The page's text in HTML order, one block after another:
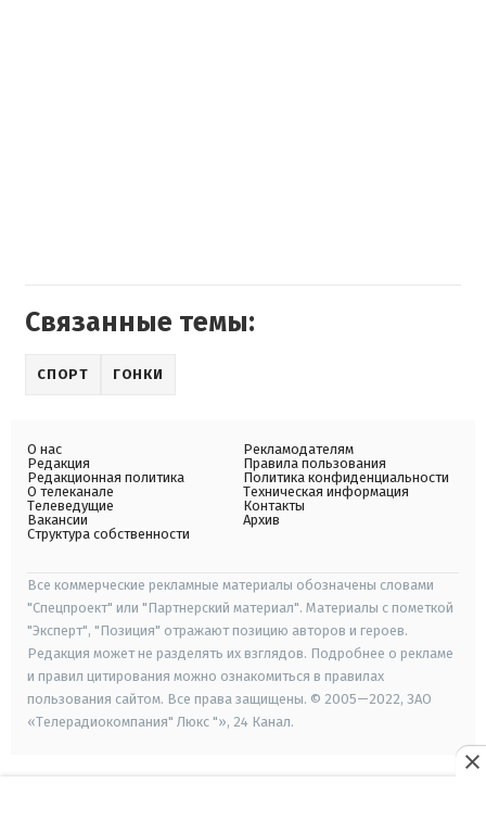
Связанные темы:
СПОРТ ГОНКИ
О нас
Редакция
Редакционная политика
О телеканале
Телеведущие
Вакансии
Структура собственности
Рекламодателям
Правила пользования
Политика конфиденциальности
Техническая информация
Контакты
Архив
Все коммерческие рекламные материалы обозначены словами
"Спецпроект" или "Партнерский материал". Материалы с пометкой
"Эксперт", "Позиция" отражают позицию авторов и героев.
Редакция может не разделять их взглядов. Подробнее о рекламе
и правил цитирования можно ознакомиться в правилах
пользования сайтом. Все права защищены. © 2005—2022, ЗАО
«Телерадиокомпания" Люкс "», 24 Канал.